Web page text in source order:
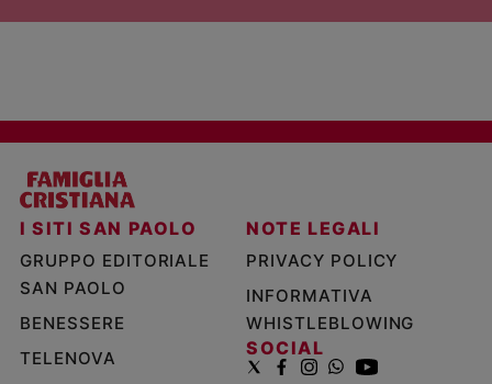
I SITI SAN PAOLO
GRUPPO EDITORIALE
SAN PAOLO
BENESSERE
TELENOVA
NOTE LEGALI
PRIVACY POLICY
INFORMATIVA
WHISTLEBLOWING
SOCIAL